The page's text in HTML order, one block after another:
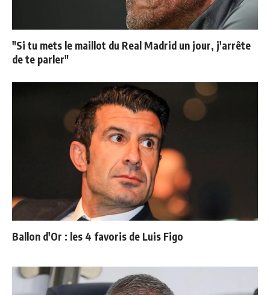
"Si tu mets le maillot du Real Madrid un jour, j'arrête
de te parler"
Ballon d'Or : les 4 favoris de Luis Figo